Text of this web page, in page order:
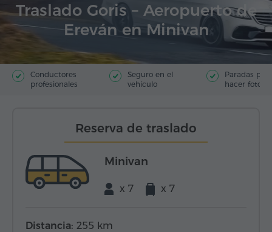
Traslado Goris – Aeropuerto de
Ereván en Minivan
Conductores
profesionales
Seguro en el
vehículo
Paradas para
hacer fotos
Reserva de traslado
Minivan
x 7 x 7
Distancia: 255 km